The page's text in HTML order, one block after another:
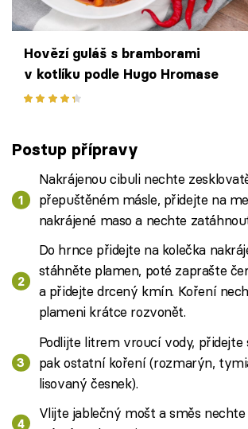
Hovězí guláš s bramborami
v kotlíku podle Hugo Hromase
Postup přípravy
Nakrájenou cibuli nechte
přepuštěném másle, přidejte na
nakrájené maso a nechte
Do hrnce přidejte na kolečka
stáhněte plamen, poté zaprašte
a přidejte drcený kmín. Koření
plameni krátce rozvonět.
Podlijte litrem vroucí vody, přidejte
pak ostatní koření (rozmarýn,
lisovaný česnek).
Vlijte jablečný mošt a směs